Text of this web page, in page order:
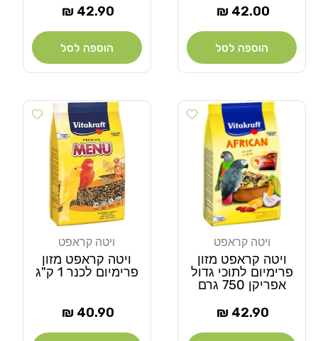
מחיר
42.00 ₪
הוספה לסל
מחיר
42.90 ₪
הוספה לסל
Add wishlist
ויטה קראפט
ויטה קראפט מזון
פרימיום לתוכי גדול
אפריקן 750 גרם
מחיר
42.90 ₪
wishlist
ויטה קראפט
ויטה קראפט מזון
פרימיום לכנר 1 ק"ג
מחיר
40.90 ₪